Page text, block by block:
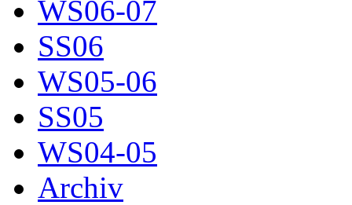
WS06-07
SS06
WS05-06
SS05
WS04-05
Archiv